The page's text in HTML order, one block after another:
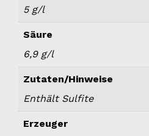
5 g/l
Säure
6,9 g/l
Zutaten/Hinweise
Enthält Sulfite
Erzeuger